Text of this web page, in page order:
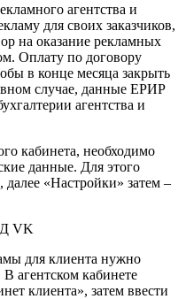
агентства и
для своих заказчиков,
на оказание рекламных
Оплату по договору
в конце месяца закрыть
случае, данные ЕРИР
агентства и
кабинета, необходимо
данные. Для этого
«Настройки» затем –
для клиента нужно
агентском кабинете
клиента», затем ввести